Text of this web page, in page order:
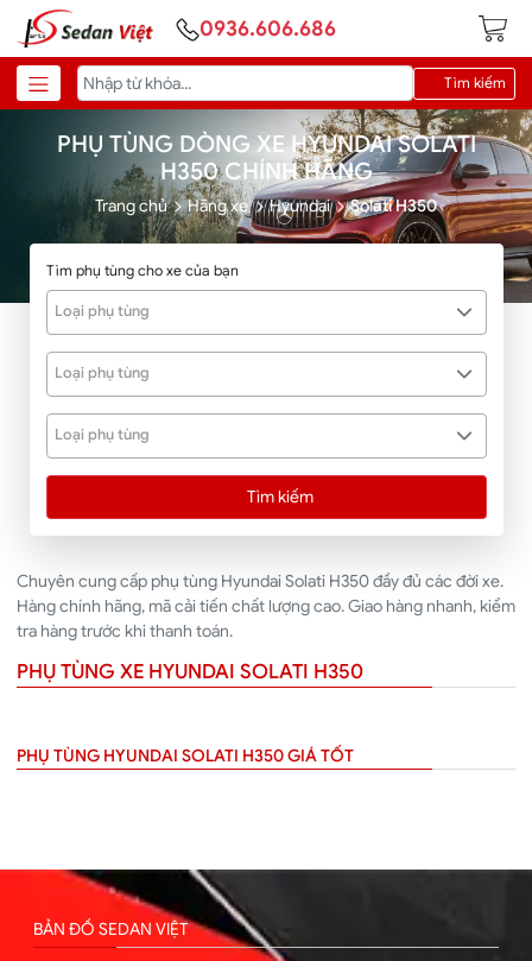
0936.606.686
Tìm kiếm
PHỤ TÙNG DÒNG XE HYUNDAI SOLATI
H350 CHÍNH HÃNG
Trang chủ Hãng xe Hyundai Solati H350
Tìm phụ tùng cho xe của bạn
Loại phụ tùng
Loại phụ tùng
Loại phụ tùng
Tìm kiếm
Chuyên cung cấp phụ tùng Hyundai Solati H350 đầy đủ các đời xe.
Hàng chính hãng, mã cải tiến chất lượng cao. Giao hàng nhanh, kiểm
tra hàng trước khi thanh toán.
PHỤ TÙNG XE HYUNDAI SOLATI H350
PHỤ TÙNG HYUNDAI SOLATI H350 GIÁ TỐT
BẢN ĐỒ SEDAN VIỆT